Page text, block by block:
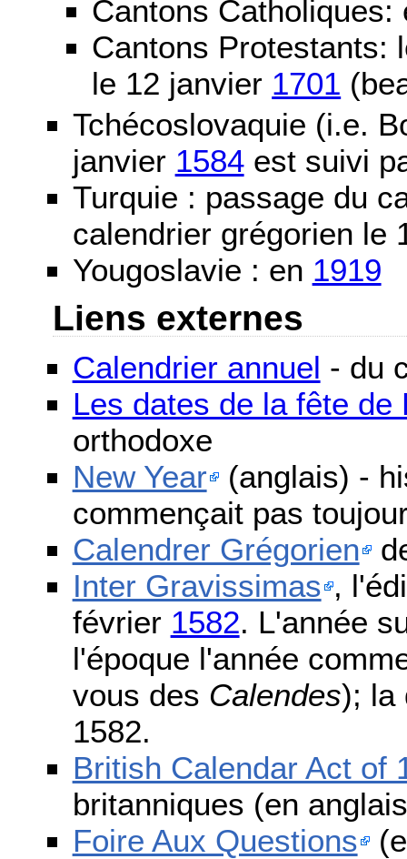
Cantons
Cantons Protestants:
le 12 janvier 1701
Tchécoslovaquie (i.e.
janvier 1584est suivi
Turquie : passage du
calendrier grégorien le
Yougoslavie : en 1919
Liens externes
Calendrier annuel - du
Les dates de la fête de
orthodoxe
New Year (anglais) -
commençait pas
Calendrer Grégorien
Inter Gravissimas ,
février 1582. L'année
l'époque l'année
vous des Calendes); la
1582.
British Calendar Act of
britanniques (en
Foire Aux Questions